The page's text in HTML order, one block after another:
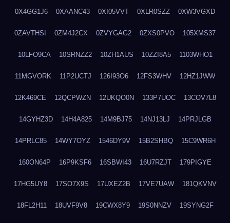
0X4GG1J6 0XAANC43 0XI05VVT 0XLR0SZZ 0XW3VGXD
0ZAVTHSI 0ZM4J2CX 0ZVYGAG2 0ZXS0PVO 105XMS37
10LFO9CA 10SRNZZ2 10ZH1AUS 10ZZI8A5 1103WHO1
11MGVORK 11P2UCTJ 126I93O6 12FS3WHV 12HZ1JWW
12K469CE 12QCPWZN 12UKQO0N 133P7UOC 13COV7L8
14GYHZ3D 14H4A825 14M9BJ75 14NJ13LJ 14PRJLGB
14PRLC85 14WY7OYZ 1546DY9V 15B2SHBQ 15C9WR6H
160ON64P 16P9KSF6 16SBWI43 16U7RZJT 179PIGYE
17HG5UY8 17SO7X9S 17UXEZ2B 17VE7UAW 181QKVNV
18FL2H11 18UVF9V8 19CWX8Y9 19S0NNZV 19SYNG2F